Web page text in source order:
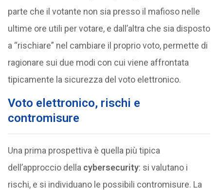
parte che il votante non sia presso il mafioso nelle
ultime ore utili per votare, e dall’altra che sia disposto
a “rischiare” nel cambiare il proprio voto, permette di
ragionare sui due modi con cui viene affrontata
tipicamente la sicurezza del voto elettronico.
Voto elettronico, rischi e
contromisure
Una prima prospettiva è quella più tipica
dell’approccio della cybersecurity: si valutano i
rischi, e si individuano le possibili contromisure. La